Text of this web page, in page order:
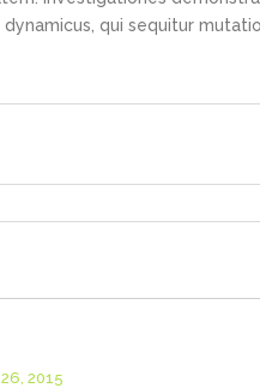
qui sequitur
2015